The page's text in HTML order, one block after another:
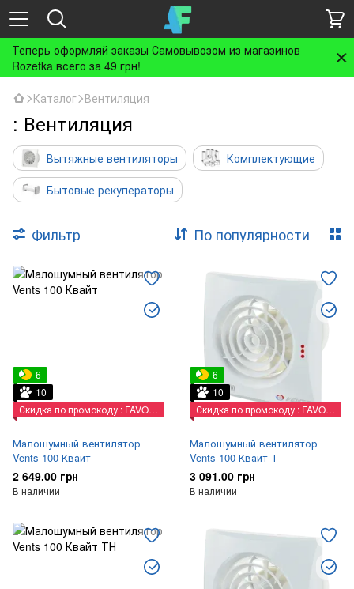
Теперь оформляй заказы Самовывозом из магазинов
Rozetka всего за 49 грн!
Каталог Вентиляция
: Вентиляция
Вытяжные вентиляторы
Комплектующие
Бытовые рекуператоры
Фильтр По популярности
6
10
Скидка по промокоду : FAVORIT
Малошумный вентилятор
Vents 100 Квайт
2 649.00 грн
В наличии
6
10
Скидка по промокоду : FAVORIT
Малошумный вентилятор
Vents 100 Квайт Т
3 091.00 грн
В наличии